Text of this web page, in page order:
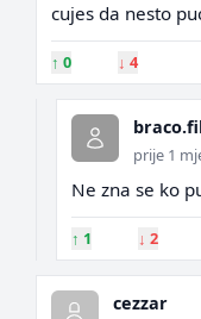
cujes da nesto
↑ 0 ↓ 4
prije 1
Ne zna se ko
↑ 1 ↓ 2
cezzar